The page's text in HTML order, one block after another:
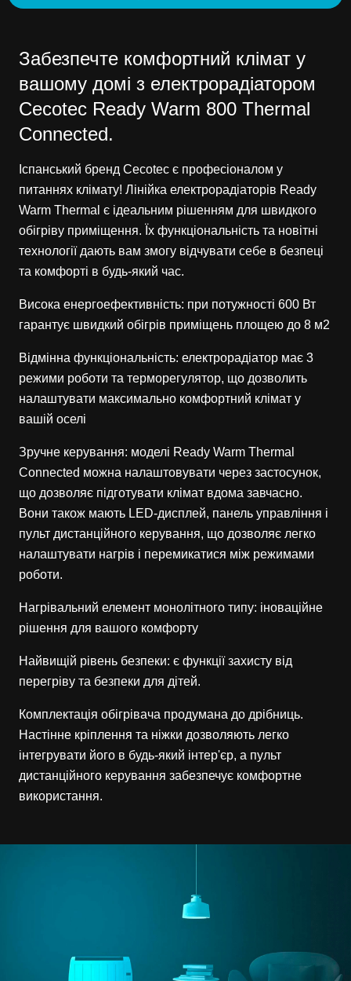
Забезпечте комфортний клімат у
вашому домі з електрорадіатором
Cecotec Ready Warm 800 Thermal
Connected.
Іспанський бренд Cecotec є професіоналом у
питаннях клімату! Лінійка електрорадіаторів Ready
Warm Thermal є ідеальним рішенням для швидкого
обігріву приміщення. Їх функціональність та новітні
технології дають вам змогу відчувати себе в безпеці
та комфорті в будь-який час.
Висока енергоефективність: при потужності 600 Вт
гарантує швидкий обігрів приміщень площею до 8 м2
Відмінна функціональність: електрорадіатор має 3
режими роботи та терморегулятор, що дозволить
налаштувати максимально комфортний клімат у
вашій оселі
Зручне керування: моделі Ready Warm Thermal
Connected можна налаштовувати через застосунок,
що дозволяє підготувати клімат вдома завчасно.
Вони також мають LED-дисплей, панель управління і
пульт дистанційного керування, що дозволяє легко
налаштувати нагрів і перемикатися між режимами
роботи.
Нагрівальний елемент монолітного типу: іноваційне
рішення для вашого комфорту
Найвищій рівень безпеки: є функції захисту від
перегріву та безпеки для дітей.
Комплектація обігрівача продумана до дрібниць.
Настінне кріплення та ніжки дозволяють легко
інтегрувати його в будь-який інтер'єр, а пульт
дистанційного керування забезпечує комфортне
використання.